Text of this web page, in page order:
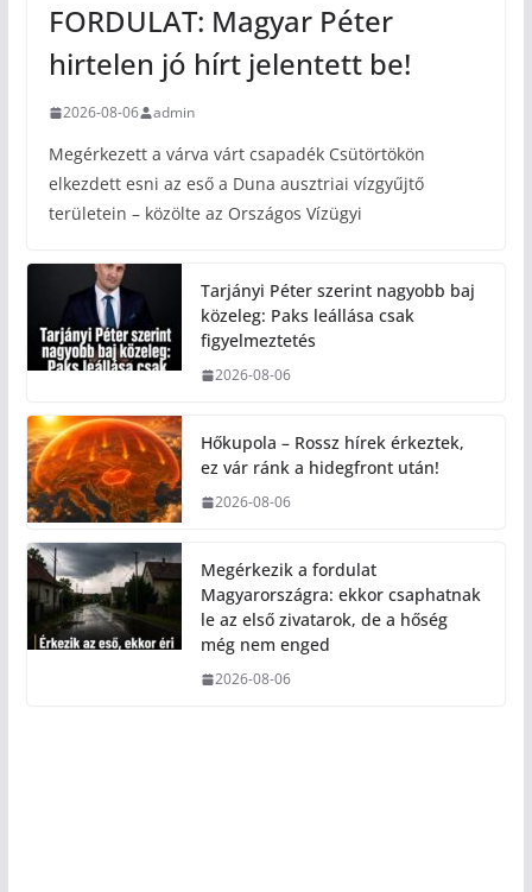
FORDULAT: Magyar Péter
hirtelen jó hírt jelentett be!
2026-08-06 admin
Megérkezett a várva várt csapadék Csütörtökön
elkezdett esni az eső a Duna ausztriai vízgyűjtő
területein – közölte az Országos Vízügyi
Tarjányi Péter szerint nagyobb baj
közeleg: Paks leállása csak
figyelmeztetés
2026-08-06
Hőkupola – Rossz hírek érkeztek,
ez vár ránk a hidegfront után!
2026-08-06
Megérkezik a fordulat
Magyarországra: ekkor csaphatnak
le az első zivatarok, de a hőség
még nem enged
2026-08-06